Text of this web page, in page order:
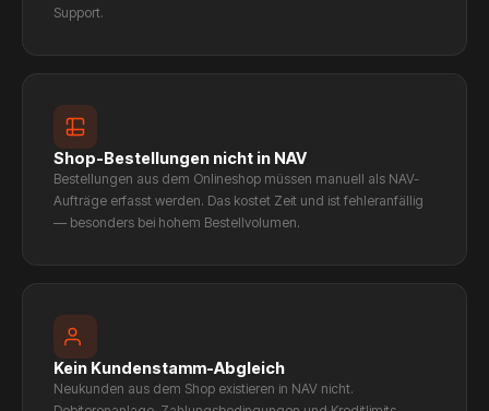
Support.
Shop-Bestellungen nicht in NAV
Bestellungen aus dem Onlineshop müssen manuell als NAV-
Aufträge erfasst werden. Das kostet Zeit und ist fehleranfällig
— besonders bei hohem Bestellvolumen.
Kein Kundenstamm-Abgleich
Neukunden aus dem Shop existieren in NAV nicht.